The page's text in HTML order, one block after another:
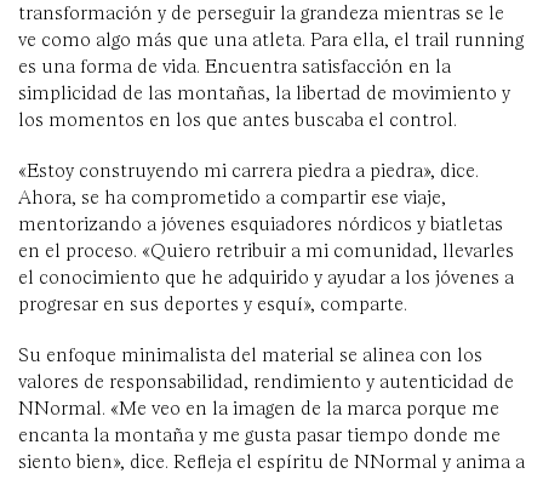
transformación y de perseguir la grandeza mientras se le
ve como algo más que una atleta. Para ella, el trail running
es una forma de vida. Encuentra satisfacción en la
simplicidad de las montañas, la libertad de movimiento y
los momentos en los que antes buscaba el control.
«Estoy construyendo mi carrera piedra a piedra», dice.
Ahora, se ha comprometido a compartir ese viaje,
mentorizando a jóvenes esquiadores nórdicos y biatletas
en el proceso. «Quiero retribuir a mi comunidad, llevarles
el conocimiento que he adquirido y ayudar a los jóvenes a
progresar en sus deportes y esquí», comparte.
Su enfoque minimalista del material se alinea con los
valores de responsabilidad, rendimiento y autenticidad de
NNormal. «Me veo en la imagen de la marca porque me
encanta la montaña y me gusta pasar tiempo donde me
siento bien», dice. Refleja el espíritu de NNormal y anima a